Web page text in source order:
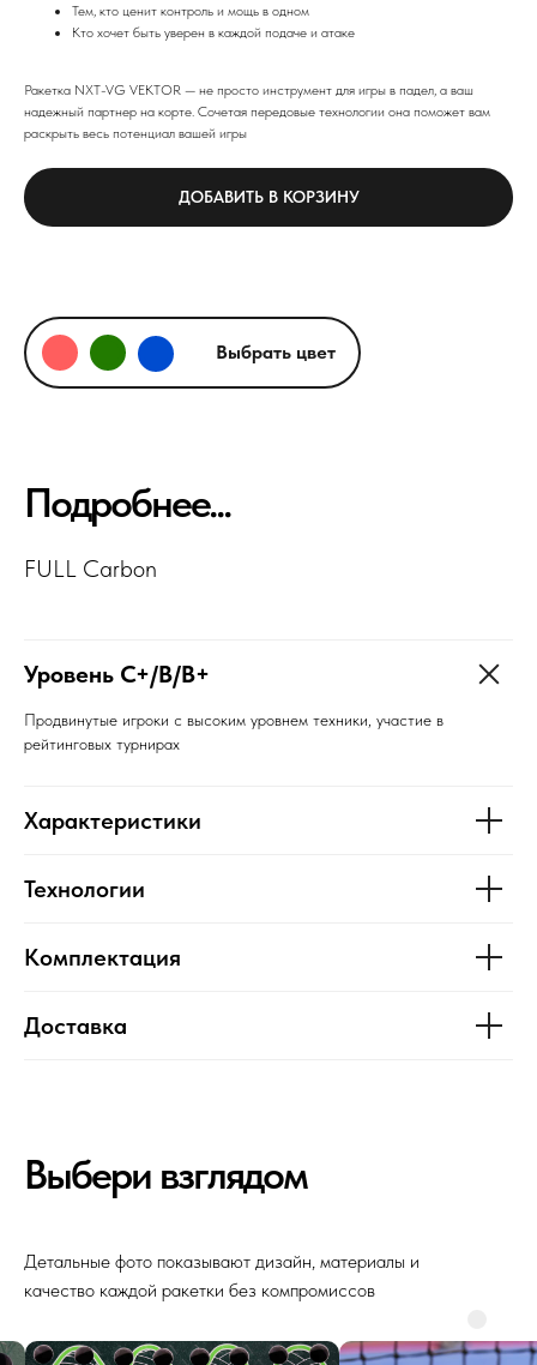
Тем, кто ценит контроль и мощь в одном
Кто хочет быть уверен в каждой подаче и атаке
Ракетка NXT-VG VEKTOR — не просто инструмент для игры в падел, а ваш
надежный партнер на корте. Сочетая передовые технологии она поможет вам
раскрыть весь потенциал вашей игры
ДОБАВИТЬ В КОРЗИНУ
Выбрать цвет
Подробнее...
FULL Carbon
Уровень C+/B/B+
Продвинутые игроки с высоким уровнем техники, участие в
рейтинговых турнирах
Характеристики
Технологии
Комплектация
Доставка
Выбери взглядом
Детальные фото показывают дизайн, материалы и
качество каждой ракетки без компромиссов